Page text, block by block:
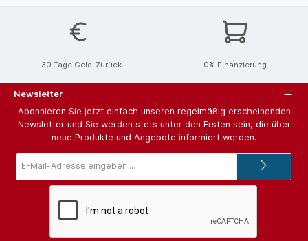
30 Tage Geld-Zurück 0% Finanzierung
Newsletter
Abonnieren Sie jetzt einfach unseren regelmäßig erscheinenden
Newsletter und Sie werden stets unter den Ersten sein, die über
neue Produkte und Angebote informiert werden.
Mail-